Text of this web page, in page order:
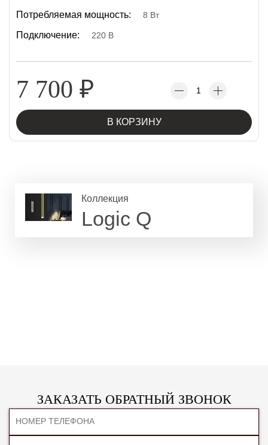
Потребляемая мощность: 8 Вт
Подключение: 220 В
7 700 ₽
В КОРЗИНУ
Коллекция
Logic Q
ЗАКАЗАТЬ ОБРАТНЫЙ ЗВОНОК